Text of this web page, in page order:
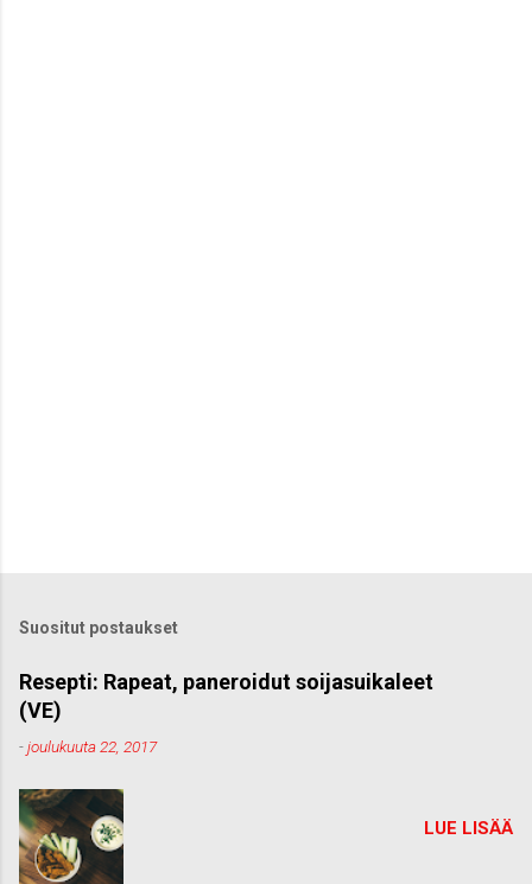
Suositut postaukset
Resepti: Rapeat, paneroidut soijasuikaleet
(VE)
-joulukuuta 22, 2017
LUE LISÄÄ